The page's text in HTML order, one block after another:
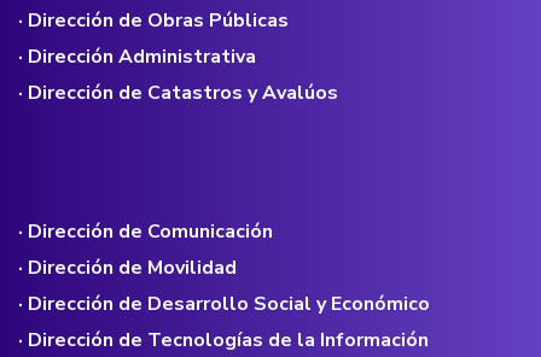
· Dirección de Obras Públicas
· Dirección Administrativa
· Dirección de Catastros y Avalúos
· Dirección de Comunicación
· Dirección de Movilidad
· Dirección de Desarrollo Social y Económico
· Dirección de Tecnologías de la Información